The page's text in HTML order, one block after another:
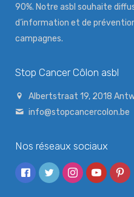
90%. Notre asbl souhaite
d’information et de
campagnes.
Stop Cancer Côlon asbl
Albertstraat 19, 2018
info@stopcancercolon.be
Nos réseaux sociaux